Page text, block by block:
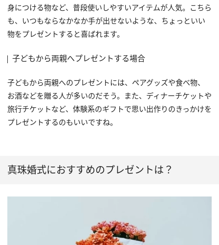
身につける物など、普段使いしやすいアイテムが人気。こちら
も、いつもならなかなか手が出せないような、ちょっといい
物をプレゼントすると喜ばれます。
子どもから両親へプレゼントする場合
子どもから両親へのプレゼントには、ペアグッズや食べ物、
お酒などを贈る人が多いのだそう。また、ディナーチケットや
旅行チケットなど、体験系のギフトで思い出作りのきっかけを
プレゼントするのもいいですね。
真珠婚式におすすめのプレゼントは？